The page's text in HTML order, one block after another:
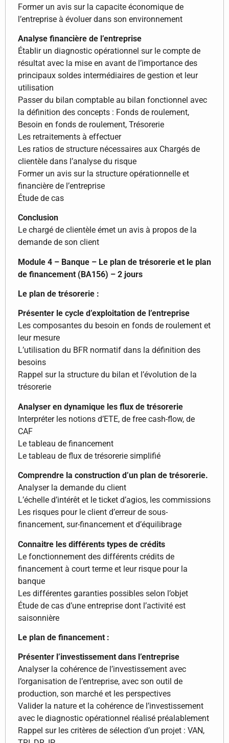
Former un avis sur la capacite économique de
l’entreprise à évoluer dans son environnement
Analyse financière de l’entreprise
Établir un diagnostic opérationnel sur le compte de
résultat avec la mise en avant de l’importance des
principaux soldes intermédiaires de gestion et leur
utilisation
Passer du bilan comptable au bilan fonctionnel avec
la définition des concepts : Fonds de roulement,
Besoin en fonds de roulement, Trésorerie
Les retraitements à effectuer
Les ratios de structure nécessaires aux Chargés de
clientèle dans l’analyse du risque
Former un avis sur la structure opérationnelle et
financière de l’entreprise
Étude de cas
Conclusion
Le chargé de clientèle émet un avis à propos de la
demande de son client
Module 4 – Banque – Le plan de trésorerie et le plan
de financement (BA156) – 2 jours
Le plan de trésorerie :
Présenter le cycle d’exploitation de l’entreprise
Les composantes du besoin en fonds de roulement et
leur mesure
L’utilisation du BFR normatif dans la définition des
besoins
Rappel sur la structure du bilan et l’évolution de la
trésorerie
Analyser en dynamique les flux de trésorerie
Interpréter les notions d’ETE, de free cash-flow, de
CAF
Le tableau de financement
Le tableau de flux de trésorerie simplifié
Comprendre la construction d’un plan de trésorerie.
Analyser la demande du client
L’échelle d’intérêt et le ticket d’agios, les commissions
Les risques pour le client d’erreur de sous-
financement, sur-financement et d’équilibrage
Connaitre les différents types de crédits
Le fonctionnement des différents crédits de
financement à court terme et leur risque pour la
banque
Les différentes garanties possibles selon l’objet
Étude de cas d’une entreprise dont l’activité est
saisonnière
Le plan de financement :
Présenter l’investissement dans l’entreprise
Analyser la cohérence de l’investissement avec
l’organisation de l’entreprise, avec son outil de
production, son marché et les perspectives
Valider la nature et la cohérence de l’investissement
avec le diagnostic opérationnel réalisé préalablement
Rappel sur les critères de sélection d’un projet : VAN,